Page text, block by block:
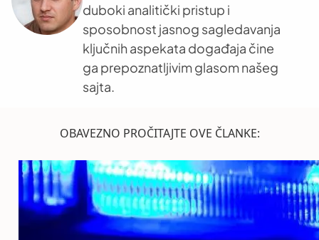
duboki analitički pristup i
sposobnost jasnog sagledavanja
ključnih aspekata događaja čine
ga prepoznatljivim glasom našeg
sajta.
OBAVEZNO PROČITAJTE OVE ČLANKE: